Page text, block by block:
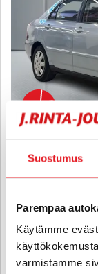
Suostumus
Parempaa
Käytämme
varmistamme
Toyota Corolla
2004 , Bensiini, 228
4 490 €3
alk. 75 € / kk